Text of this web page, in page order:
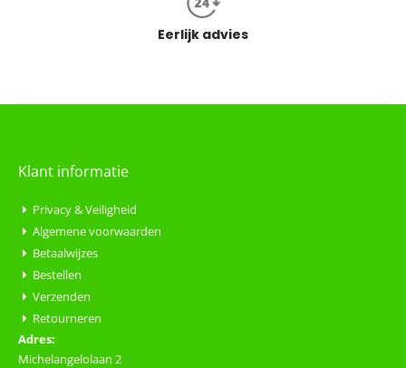
Eerlijk advies
Klant informatie
Privacy & Veiligheid
Algemene voorwaarden
Betaalwijzes
Bestellen
Verzenden
Retourneren
Adres:
Michelangelolaan 2